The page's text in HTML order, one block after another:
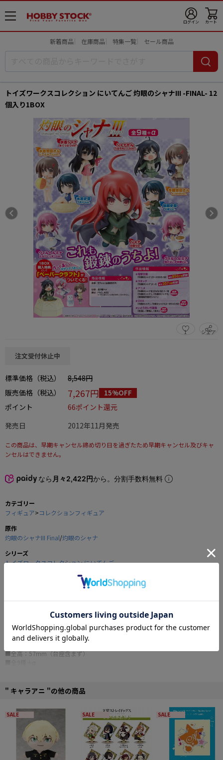
メ
ニ
ログイン カート
新着商品 在庫商品 特集一覧 セール商品
トイズワークスコレクション にいてんご 灼眼のシャナIII -FINAL- 12
個入り1BOX
1 シェア
この商品をシェアする
注文受付休止中
標準価格（税込）
8,548円
販売価格（税込）
7,267円 15%OFF
ポイント
66ポイント還元
発売日
2012年11月発売
この商品は、早期キャンセル締め切り日を過ぎたため早期キャンセル及びキャ
ンセルはできません。
なら 月々2,422円から。分割手数料無料
カテゴリー
フィギュア>コレクションフィギュア
原作
灼眼のシャナIII Final/灼眼のシャナ
シリーズ
トイズワークスコレクション にいてんご
これも鍛錬のうちよ！
■全高：57mm（台座含まず）
作委員会
" キャラアニ "の他の商品
SALE SALE SALE